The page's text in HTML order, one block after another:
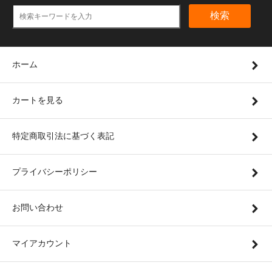
検索
ホーム
カートを見る
特定商取引法に基づく表記
プライバシーポリシー
お問い合わせ
マイアカウント